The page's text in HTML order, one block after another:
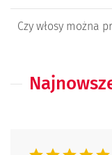
Czy włosy można